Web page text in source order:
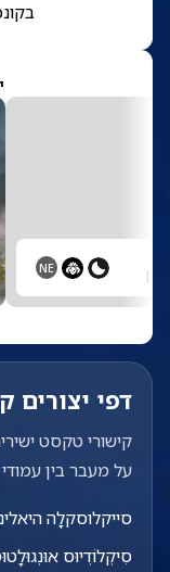
NE
דפי יצורים
קישורי טקסט
על מעבר בין
סייקלוסקלָה
סִיקְלוֹדְיוּס